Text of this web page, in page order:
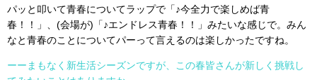
パッと叩いて青春についてラップで「♪今全力で楽しめば青
春！！」、(会場が)「♪エンドレス青春！！」みたいな感じで。みん
なと青春のことについてパーって言えるのは楽しかったですね。
ーーまもなく新生活シーズンですが、この春皆さんが新しく挑戦し